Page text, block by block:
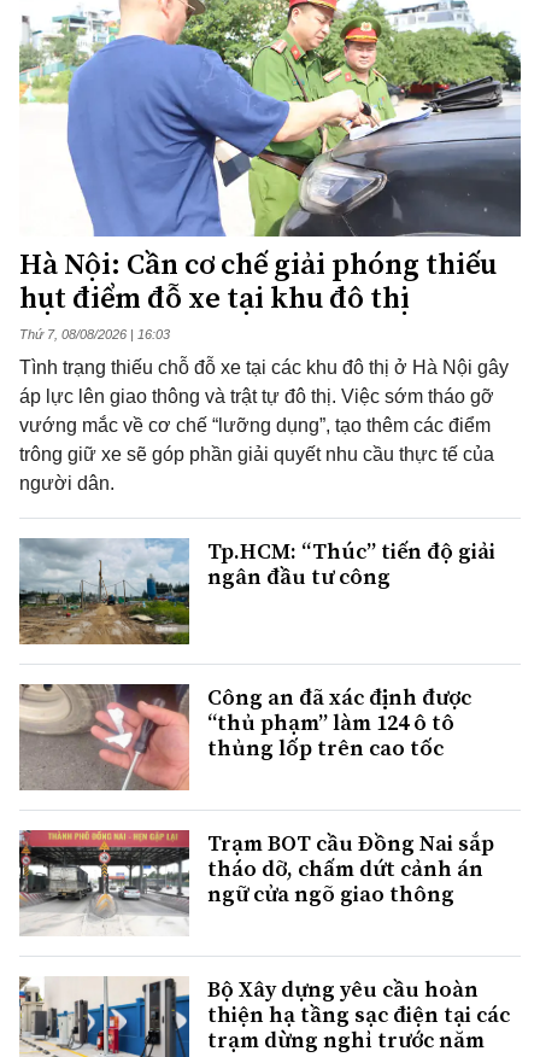
Hà Nội: Cần cơ chế giải phóng thiếu
hụt điểm đỗ xe tại khu đô thị
Thứ 7, 08/08/2026 | 16:03
Tình trạng thiếu chỗ đỗ xe tại các khu đô thị ở Hà Nội gây
áp lực lên giao thông và trật tự đô thị. Việc sớm tháo gỡ
vướng mắc về cơ chế “lưỡng dụng”, tạo thêm các điểm
trông giữ xe sẽ góp phần giải quyết nhu cầu thực tế của
người dân.
Tp.HCM: “Thúc” tiến độ giải
ngân đầu tư công
Công an đã xác định được
“thủ phạm” làm 124 ô tô
thủng lốp trên cao tốc
Trạm BOT cầu Đồng Nai sắp
tháo dỡ, chấm dứt cảnh án
ngữ cửa ngõ giao thông
Bộ Xây dựng yêu cầu hoàn
thiện hạ tầng sạc điện tại các
trạm dừng nghỉ trước năm